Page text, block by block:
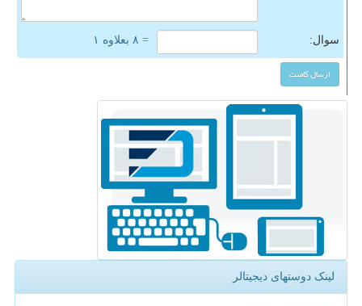
سوال: = ۸ بعلاوه ۱
لینک دوستهای دیجیتالر